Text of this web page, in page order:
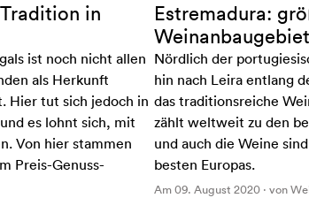
in
ist noch nicht allen
als Herkunft
Hier tut sich jedoch in
es lohnt sich, mit
Von hier stammen
Preis-Genuss-
Estremadura:
Nördlich der
hin nach Leira entlang
das traditionsreiche
zählt weltweit zu den
und auch die Weine
besten Europas.
Am 09. August 2020 · von